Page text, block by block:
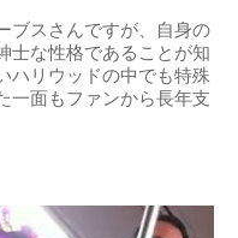
ブスさんですが、自身の
士な性格であることが知
ハリウッドの中でも特殊
一面もファンから長年支